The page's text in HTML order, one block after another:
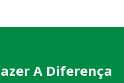
A Diferença